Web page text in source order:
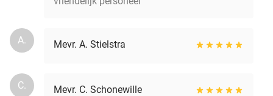
A. Mevr. A. Stielstra
C. Mevr. C. Schonewille